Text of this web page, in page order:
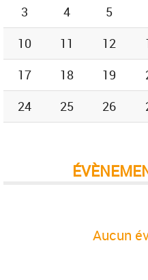
3
4 5
10
11 12
17
18 19
24
25 26
Aucun